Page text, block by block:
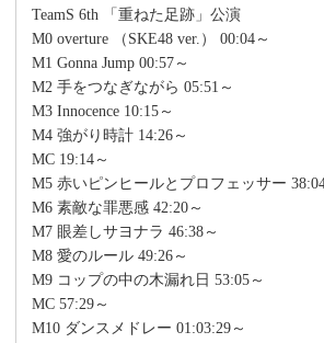
TeamS 6th 「重ねた足跡」公演
M0 overture （SKE48 ver.） 00:04～
M1 Gonna Jump 00:57～
M2 手をつなぎながら 05:51～
M3 Innocence 10:15～
M4 強がり時計 14:26～
MC 19:14～
M5 赤いピンヒールとプロフェッサー
M6 素敵な罪悪感 42:20～
M7 眼差しサヨナラ 46:38～
M8 愛のルール 49:26～
M9 コップの中の木漏れ日 53:05～
MC 57:29～
M10 ダンスメドレー 01:03:29～